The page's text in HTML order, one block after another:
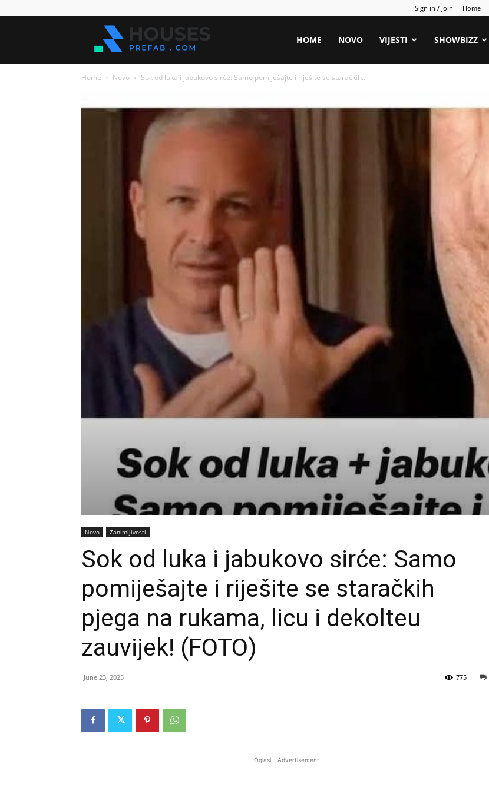
Sign in / Join Home
HOME NOVO VIJESTI SHOWBIZZ
Home Novo Sok od luka i jabukovo sirće: Samo pomiješajte i riješite se staračkih...
Novo Zanimljivosti
Sok od luka i jabukovo sirće: Samo
pomiješajte i riješite se staračkih
pjega na rukama, licu i dekolteu
zauvijek! (FOTO)
June 23, 2025 775
Oglasi - Advertisement